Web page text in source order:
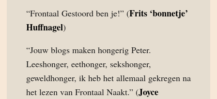
“Frontaal Gestoord ben je!” (Frits ‘bonnetje’
Huffnagel)
“Jouw blogs maken hongerig Peter.
Leeshonger, eethonger, sekshonger,
geweldhonger, ik heb het allemaal gekregen na
het lezen van Frontaal Naakt.” (Joyce